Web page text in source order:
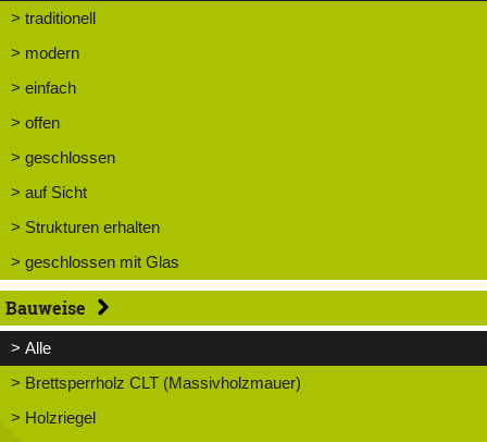
> traditionell
> modern
> einfach
> offen
> geschlossen
> auf Sicht
> Strukturen erhalten
> geschlossen mit Glas
Bauweise
> Alle
> Brettsperrholz CLT (Massivholzmauer)
> Holzriegel